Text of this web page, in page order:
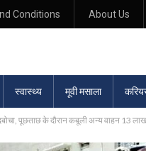
Conditions About Us
स्वास्थ्य मूवी मसाला
पूछताछ के दौरान कबूली अन्य वाहन 13